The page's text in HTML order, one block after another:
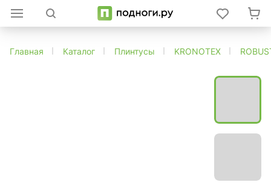
Главная Каталог Плинтусы KRONOTEX